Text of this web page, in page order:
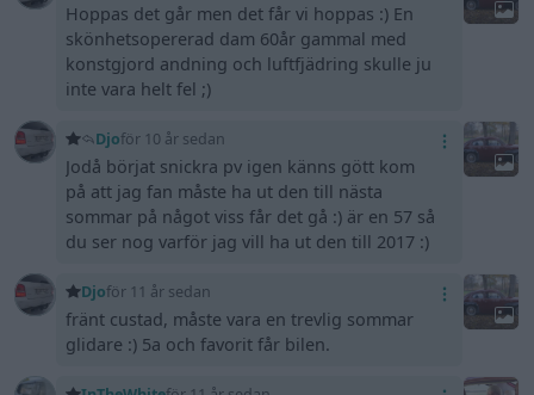
Hoppas det går men det får vi hoppas :) En
skönhetsopererad dam 60år gammal med
konstgjord andning och luftfjädring skulle ju
inte vara helt fel ;)
Djoför 10 år sedan
Jodå börjat snickra pv igen känns gött kom
på att jag fan måste ha ut den till nästa
sommar på något viss får det gå :) är en 57 så
du ser nog varför jag vill ha ut den till 2017 :)
Djoför 11 år sedan
fränt custad, måste vara en trevlig sommar
glidare :) 5a och favorit får bilen.